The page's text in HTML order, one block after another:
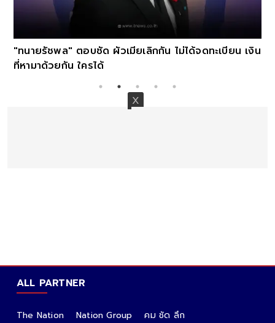
"ทนายรัชพล" ตอบชัด ผัวเมียเลิกกัน ไม่ได้จดทะเบียน เงิน
ที่หามาด้วยกัน ใครได้
ALL PARTNER
The Nation Nation Group
คม ชัด ลึก